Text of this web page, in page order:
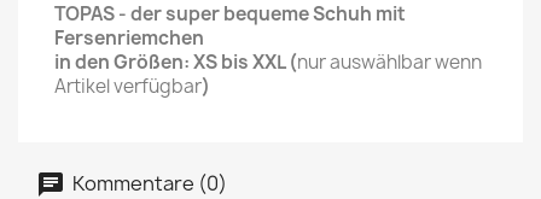
TOPAS - der super bequeme Schuh mit
Fersenriemchen
in den Größen: XS bis XXL (nur auswählbar wenn
Artikel verfügbar)
Kommentare (0)